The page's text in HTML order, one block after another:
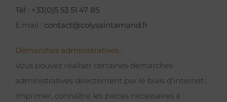
Tél : +33(0)5 53 51 47 85
E.mail : contact@colysaintamand.fr
Démarches administratives :
Vous pouvez réaliser certaines démarches
administratives directement par le biais d’internet :
imprimer, connaître les pièces nécessaires à